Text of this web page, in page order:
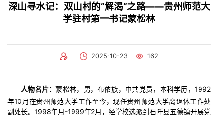
深山寻水记：双山村的“解渴”之路——贵州师范大
学驻村第一书记蒙松林
2025-10-23 162
人物名片：蒙松林，男，布依族，中共党员，本科学历，1992
年10月在贵州师范大学工作至今，现任贵州师范大学离退休工作处
副处长。1998年月-1999年2月，经学校选派到石阡县五德镇开展党